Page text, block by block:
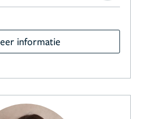
informatie